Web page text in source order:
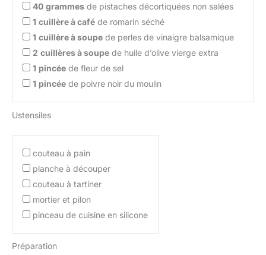
40 grammes de pistaches décortiquées non salées
1 cuillère à café de romarin séché
1 cuillère à soupe de perles de vinaigre balsamique
2 cuillères à soupe de huile d’olive vierge extra
1 pincée de fleur de sel
1 pincée de poivre noir du moulin
Ustensiles
couteau à pain
planche à découper
couteau à tartiner
mortier et pilon
pinceau de cuisine en silicone
Préparation